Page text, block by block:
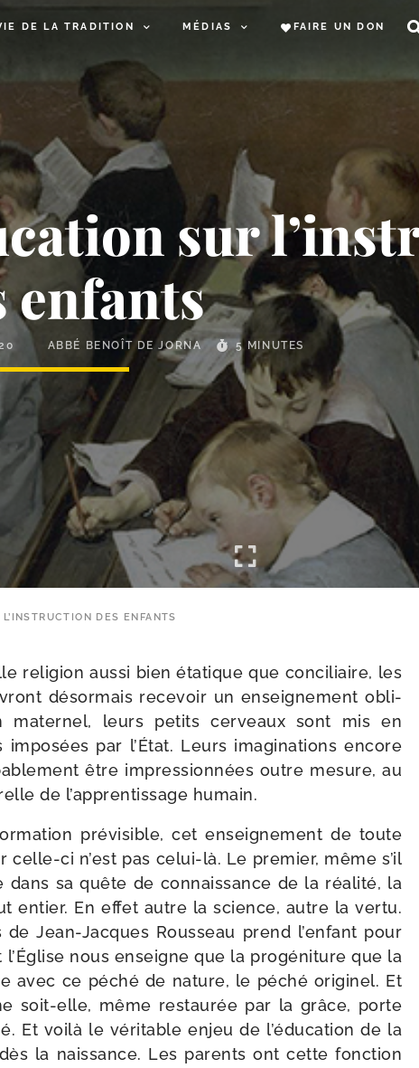
DE LA TRADITION MÉDIAS FAIRE UN DON
sur
enfants
ABBÉ BENOÎT DE JORNA 5 MINUTES
DES ENFANTS
reli­gion aus­si bien éta­tique que conci­liaire, les
désor­mais rece­voir un ensei­gne­ment obli­
mater­nel, leurs petits cer­veaux sont mis en
par l’État. Leurs ima­gi­na­tions encore
être impres­sion­nées outre mesure, au
de l’apprentissage humain.
pré­vi­sible, cet ensei­gne­ment de toute
celle-​ci n’est pas celui-​là. Le pre­mier, même s’il
dans sa quête de connais­sance de la réa­li­té, la
entier. En effet autre la science, autre la ver­tu.
Jean-​Jacques Rousseau prend l’enfant pour
nous enseigne que la pro­gé­ni­ture que la
avec ce péché de nature, le péché ori­gi­nel. Et
soit-​elle, même res­tau­rée par la grâce, porte
Et voi­là le véri­table enjeu de l’éducation de la
la nais­sance. Les parents ont cette fonc­tion